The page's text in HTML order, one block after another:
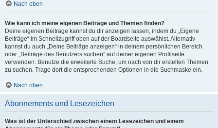
Nach oben
Wie kann ich meine eigenen Beiträge und Themen finden?
Deine eigenen Beiträge kannst du dir anzeigen lassen, indem du „Eigene
Beiträge“ im Schnellzugriff oben auf der Boardseite auswählst. Alternativ
kannst du auch „Deine Beiträge anzeigen“ in deinem persönlichen Bereich
oder „Beiträge des Benutzers suchen“ auf deiner eigenen Profilseite
verwenden. Benutze die erweiterte Suche, um nach von dir erstellen Themen
zu suchen. Trage dort die entsprechenden Optionen in die Suchmaske ein.
Nach oben
Abonnements und Lesezeichen
Was ist der Unterschied zwischen einem Lesezeichen und einem